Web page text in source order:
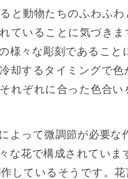
と動物たちのふわふ
ていることに気づき
様々な彫刻であること
却するタイミングで
れぞれに合った色合い
よって微調節が必要な
な花で構成されていま
しているそうです。